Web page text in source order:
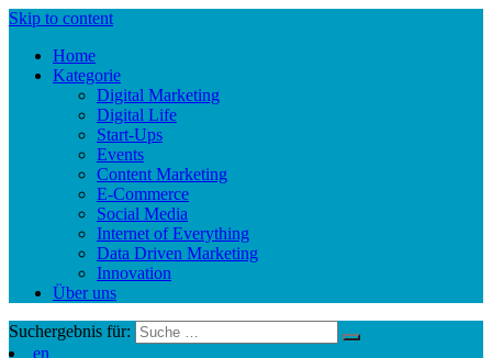
Skip to content
Home
Kategorie
Digital Marketing
Digital Life
Start-Ups
Events
Content Marketing
E-Commerce
Social Media
Internet of Everything
Data Driven Marketing
Innovation
Über uns
Suchergebnis für:
en